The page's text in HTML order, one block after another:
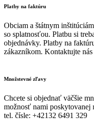
Platby na faktúru
Obciam a štátnym
so splatnosťou. Platbu si
objednávky. Platby na
zákazníkom. Kontaktujte
Množstevné zľavy
Chcete si objednať väčšie
možnosť nami poskytovanej
tel. čísle: +42132 6491 329